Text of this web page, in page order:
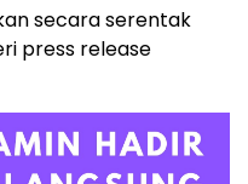
secara serentak
press release